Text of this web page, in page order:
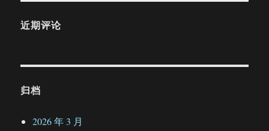
近期评论
归档
2026 年 3 月